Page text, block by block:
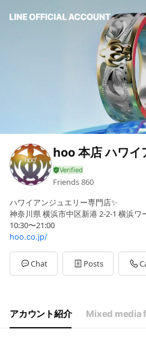
hoo 本店 ハワイ
Friends860
ハワイアンジュエリー専門店✨
神奈川県 横浜市中区新港 2-2-1 横浜ワ
10:30〜21:00
hoo.co.jp/
Chat Posts
アカウント紹介 Mixed media